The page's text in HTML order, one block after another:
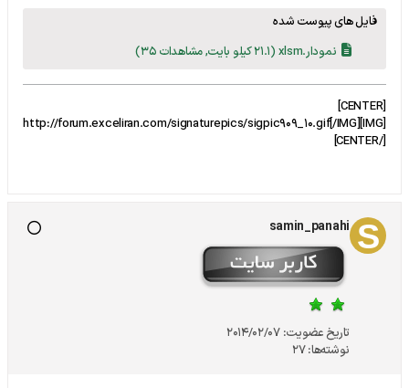
فایل های پیوست شده
نمودار.xlsm
(21.1 کیلو بایت, مشاهدات 35)
[CENTER]
[IMG]http://forum.exceliran.com/signaturepics/sigpic909_10.gif[/IMG]
[/CENTER]
samin_panahi
تاریخ عضویت: 2014/02/07
نوشته‌ها:27